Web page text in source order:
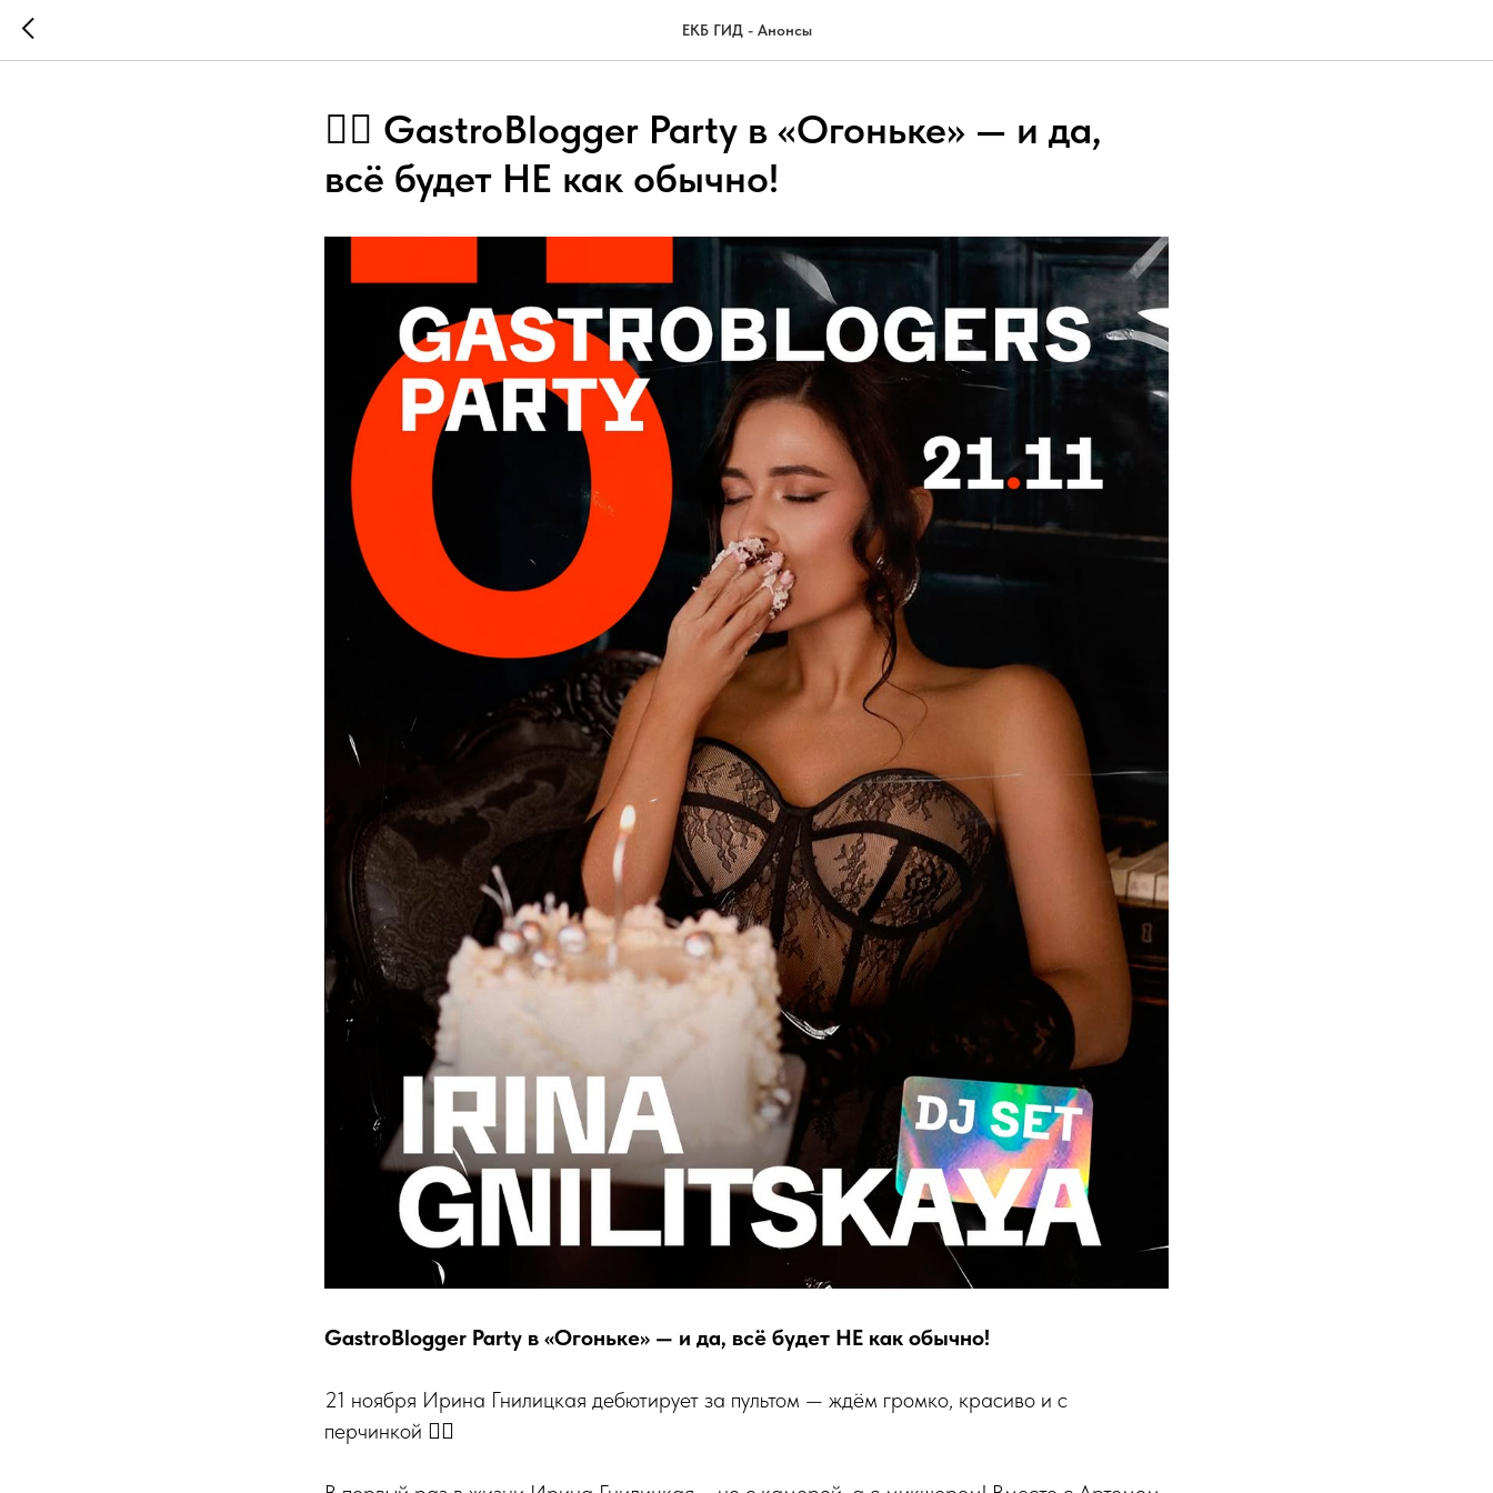
ЕКБ ГИД - Анонсы
❤️‍🔥 GastroBlogger Party в «Огоньке» — и да,
всё будет НЕ как обычно!
GastroBlogger Party в «Огоньке» — и да, всё будет НЕ как обычно!
21 ноября Ирина Гнилицкая дебютирует за пультом — ждём громко, красиво и с
перчинкой ❤️‍🔥